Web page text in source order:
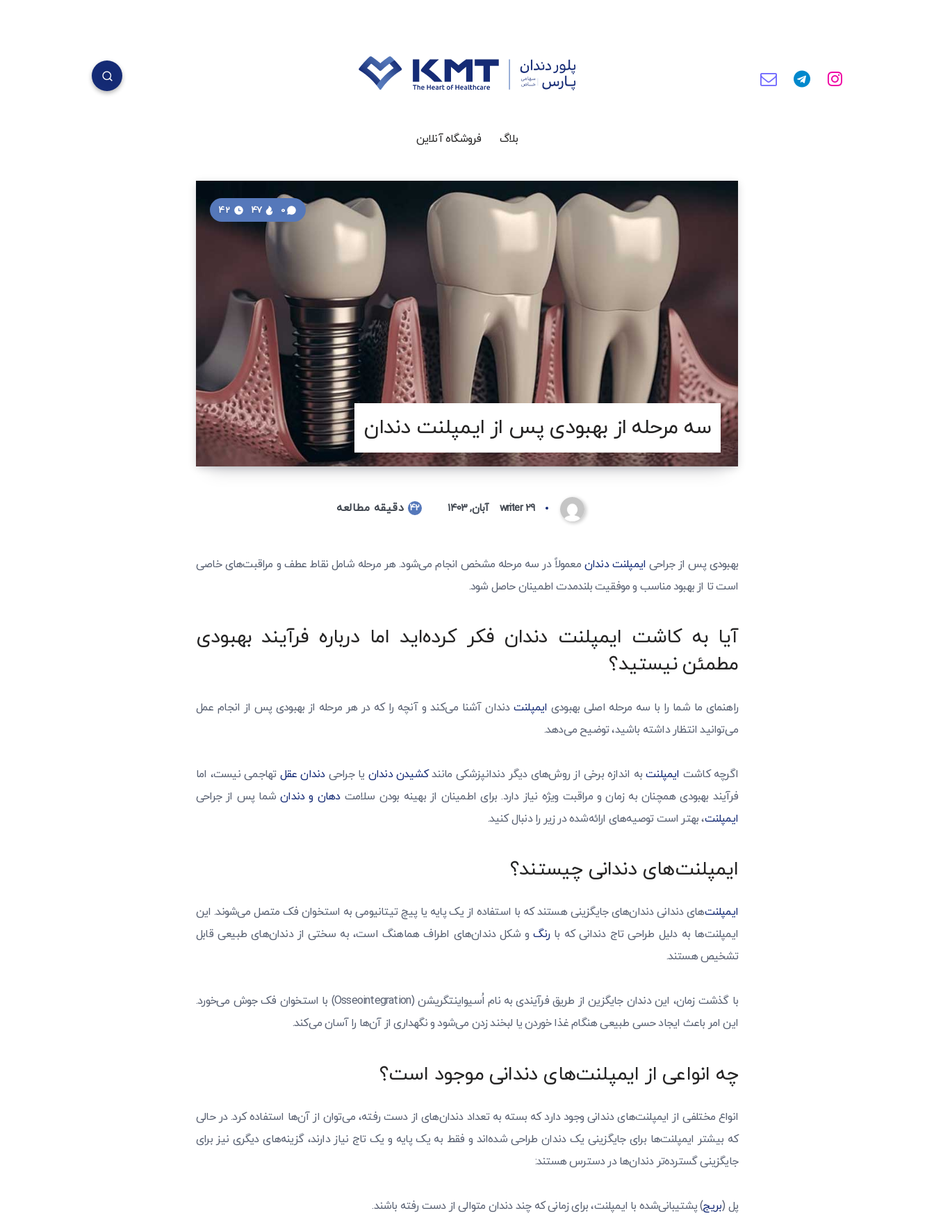
بلاگ فروشگاه آنلاین
سه مرحله از بهبودی پس از ایمپلنت دندان
0
47
writer ۲۹ آبان, ۱۴۰۳ 42 دقیقه مطالعه
بهبودی پس از جراحیایمپلنت دندان معمولاً در سه مرحله مشخص انجام می‌شود. هر مرحله شامل نقاط عطف و مراقبت‌های خاصی
است تا از بهبود مناسب و موفقیت بلندمدت اطمینان حاصل شود.
آیا به کاشت ایمپلنت دندان فکر کرده‌اید اما درباره فرآیند بهبودی
مطمئن نیستید؟
راهنمای ما شما را با سه مرحله اصلی بهبودی ایمپلنتدندان آشنا می‌کند و آنچه را که در هر مرحله از بهبودی پس از انجام عمل
می‌توانید انتظار داشته باشید، توضیح می‌دهد.
اگرچه کاشت ایمپلنتبه اندازه برخی از روش‌های دیگر دندانپزشکی مانندکشیدن دندان یا جراحیدندان عقل تهاجمی نیست، اما
فرآیند بهبودی همچنان به زمان و مراقبت ویژه نیاز دارد. برای اطمینان از بهینه بودن سلامتدهان و دندانشما پس از جراحی
ایمپلنت، بهتر است توصیه‌های ارائه‌شده در زیر را دنبال کنید.
ایمپلنت‌های دندانی چیستند؟
ایمپلنت‌های دندانی دندان‌های جایگزینی هستند که با استفاده از یک پایه یا پیچ تیتانیومی به استخوان فک متصل می‌شوند. این
ایمپلنت‌ها به دلیل طراحی تاج دندانی که با رنگو شکل دندان‌های اطراف هماهنگ است، به سختی از دندان‌های طبیعی قابل
تشخیص هستند.
با گذشت زمان، این دندان جایگزین از طریق فرآیندی به نام اُسیواینتگریشن (Osseointegration) با استخوان فک جوش می‌خورد.
این امر باعث ایجاد حسی طبیعی هنگام غذا خوردن یا لبخند زدن می‌شود و نگهداری از آن‌ها را آسان می‌کند.
چه انواعی از ایمپلنت‌های دندانی موجود است؟
انواع مختلفی از ایمپلنت‌های دندانی وجود دارد که بسته به تعداد دندان‌های از دست رفته، می‌توان از آن‌ها استفاده کرد. در حالی
که بیشتر ایمپلنت‌ها برای جایگزینی یک دندان طراحی شده‌اند و فقط به یک پایه و یک تاج نیاز دارند، گزینه‌های دیگری نیز برای
جایگزینی گسترده‌تر دندان‌ها در دسترس هستند:
پل (بریج) پشتیبانی‌شده با ایمپلنت، برای زمانی که چند دندان متوالی از دست رفته باشند.